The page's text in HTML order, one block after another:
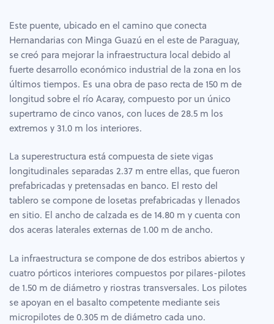
Este puente, ubicado en el camino que conecta
Hernandarias con Minga Guazú en el este de Paraguay,
se creó para mejorar la infraestructura local debido al
fuerte desarrollo económico industrial de la zona en los
últimos tiempos. Es una obra de paso recta de 150 m de
longitud sobre el río Acaray, compuesto por un único
supertramo de cinco vanos, con luces de 28.5 m los
extremos y 31.0 m los interiores.
La superestructura está compuesta de siete vigas
longitudinales separadas 2.37 m entre ellas, que fueron
prefabricadas y pretensadas en banco. El resto del
tablero se compone de losetas prefabricadas y llenados
en sitio. El ancho de calzada es de 14.80 m y cuenta con
dos aceras laterales externas de 1.00 m de ancho.
La infraestructura se compone de dos estribos abiertos y
cuatro pórticos interiores compuestos por pilares-pilotes
de 1.50 m de diámetro y riostras transversales. Los pilotes
se apoyan en el basalto competente mediante seis
micropilotes de 0.305 m de diámetro cada uno.